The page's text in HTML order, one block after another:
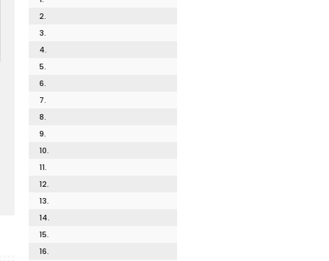
2.
3.
4.
5.
6.
7.
8.
9.
10.
11.
12.
13.
14.
15.
16.